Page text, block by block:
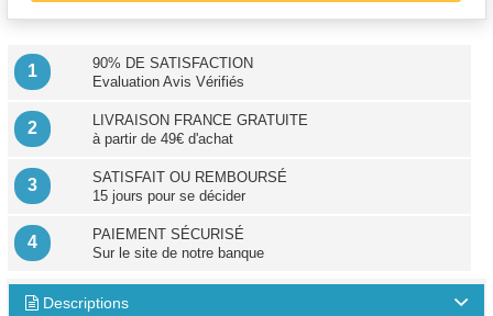
1
90% DE SATISFACTION
Evaluation Avis Vérifiés
2
LIVRAISON FRANCE GRATUITE
à partir de 49€ d'achat
3
SATISFAIT OU REMBOURSÉ
15 jours pour se décider
4
PAIEMENT SÉCURISÉ
Sur le site de notre banque
Descriptions